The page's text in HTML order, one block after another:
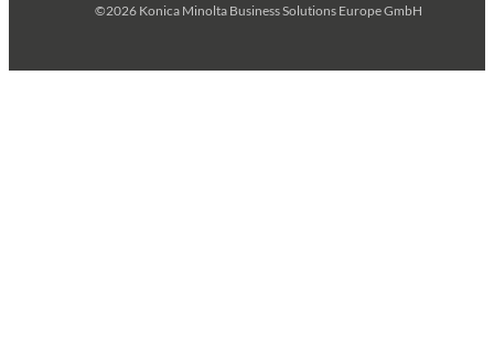
©2026 Konica Minolta Business Solutions Europe GmbH